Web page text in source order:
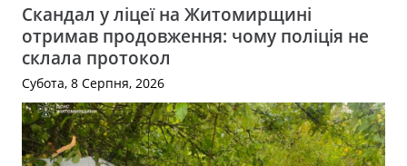
Скандал у ліцеї на Житомирщині
отримав продовження: чому поліція не
склала протокол
Субота, 8 Серпня, 2026